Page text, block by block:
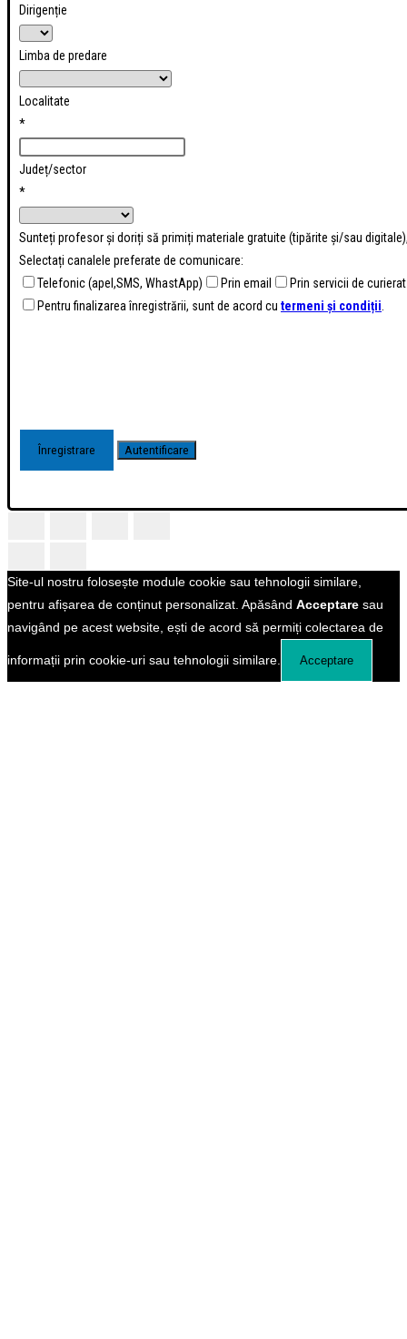
Dirigenție
Limba de predare
Localitate
*
Județ/sector
*
Sunteți profesor și doriți să primiți materiale gratuite (tipărite și/sau
Selectați canalele preferate de comunicare:
Telefonic (apel,SMS, WhastApp)
Prin email
Prin servicii de curierat
Pentru finalizarea înregistrării, sunt de acord cu termeni și condiții
Site-ul nostru folosește module cookie sau tehnologii similare,
pentru afișarea de conținut personalizat. Apăsând Acceptare sau
navigând pe acest website, ești de acord să permiți colectarea de
informații prin cookie-uri sau tehnologii similare. Acceptare